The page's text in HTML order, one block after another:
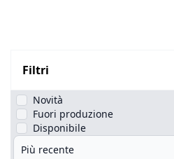
Filtri
Novità
Fuori produzione
Disponibile